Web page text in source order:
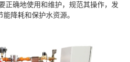
正确地使用和维护，规范其操作，发
降耗和保护水资源。